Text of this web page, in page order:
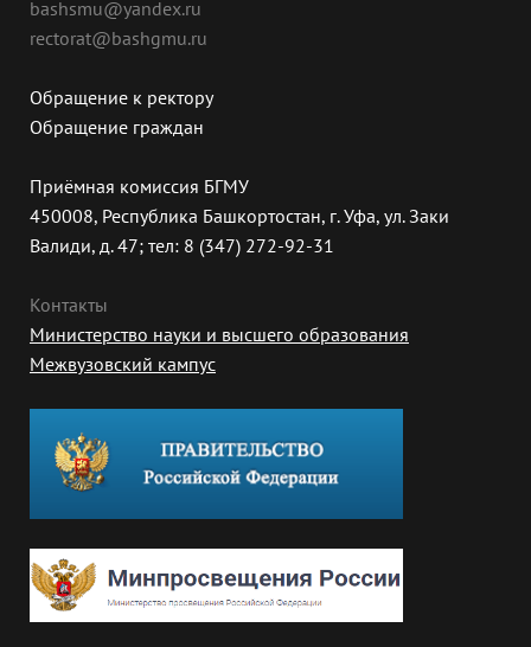
bashsmu@yandex.ru
rectorat@bashgmu.ru
Обращение к ректору
Обращение граждан
Приёмная комиссия БГМУ
450008, Республика Башкортостан, г. Уфа, ул. Заки
Валиди, д. 47; тел: 8 (347) 272-92-31
Контакты
Министерство науки и высшего образования
Межвузовский кампус